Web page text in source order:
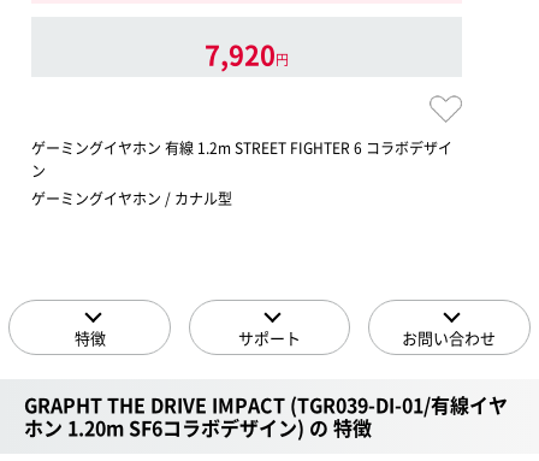
7,920円
ゲーミングイヤホン 有線 1.2m STREET FIGHTER 6 コラボデザイ
ン
ゲーミングイヤホン / カナル型
特徴 サポート お問い合わせ
GRAPHT THE DRIVE IMPACT (TGR039-DI-01/有線イヤ
ホン 1.20m SF6コラボデザイン) の 特徴